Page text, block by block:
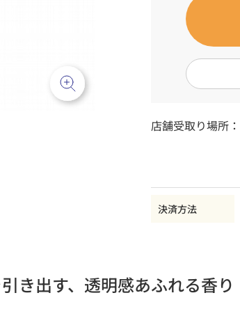
店舗受取り場所：
決済方法
き出す、透明感あふれる香り